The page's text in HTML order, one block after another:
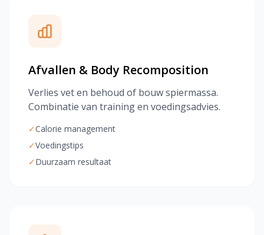
Afvallen & Body Recomposition
Verlies vet en behoud of bouw spiermassa.
Combinatie van training en voedingsadvies.
✓Calorie management
✓Voedingstips
✓Duurzaam resultaat